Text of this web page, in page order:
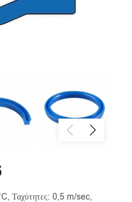
Ταχύτητες: 0,5 m/sec,